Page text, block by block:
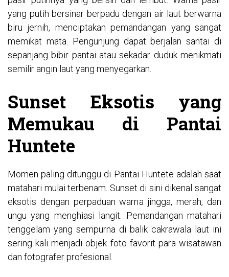
yang putih bersinar berpadu dengan air laut berwarna
biru jernih, menciptakan pemandangan yang sangat
memikat mata. Pengunjung dapat berjalan santai di
sepanjang bibir pantai atau sekadar duduk menikmati
semilir angin laut yang menyegarkan.
Sunset Eksotis yang
Memukau di Pantai
Huntete
Momen paling ditunggu di Pantai Huntete adalah saat
matahari mulai terbenam. Sunset di sini dikenal sangat
eksotis dengan perpaduan warna jingga, merah, dan
ungu yang menghiasi langit. Pemandangan matahari
tenggelam yang sempurna di balik cakrawala laut ini
sering kali menjadi objek foto favorit para wisatawan
dan fotografer profesional.